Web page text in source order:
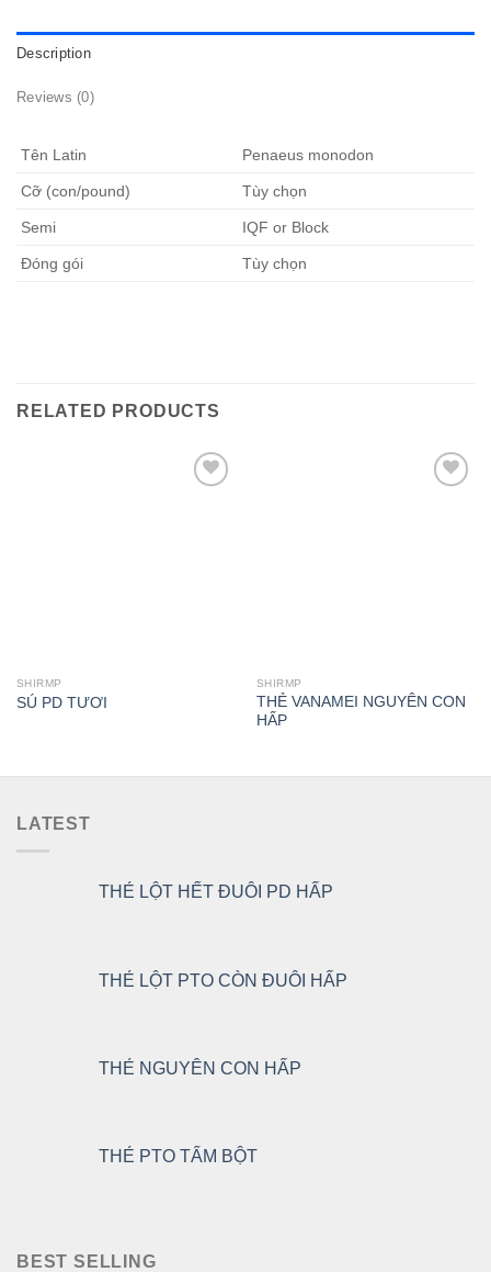
Description
Reviews (0)
Tên Latin Penaeus monodon
Cỡ (con/pound) Tùy chọn
Semi IQF or Block
Đóng gói Tùy chọn
RELATED PRODUCTS
SHIRMP
SÚ PD TƯƠI
SHIRMP
THẺ VANAMEI NGUYÊN CON
HẤP
LATEST
THẺ LỘT HẾT ĐUÔI PD HẤP
THẺ LỘT PTO CÒN ĐUÔI HẤP
THẺ NGUYÊN CON HẤP
THẺ PTO TẨM BỘT
BEST SELLING